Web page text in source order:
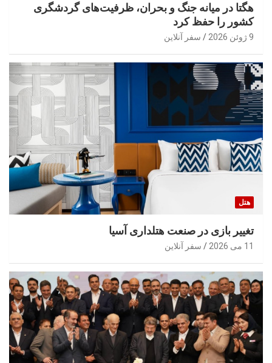
هگتا در میانه جنگ و بحران، ظرفیت‌های گردشگری
کشور را حفظ کرد
9 ژوئن 2026 سفر آنلاین
هتل
تغییر بازی در صنعت هتلداری آسیا
11 می 2026 سفر آنلاین